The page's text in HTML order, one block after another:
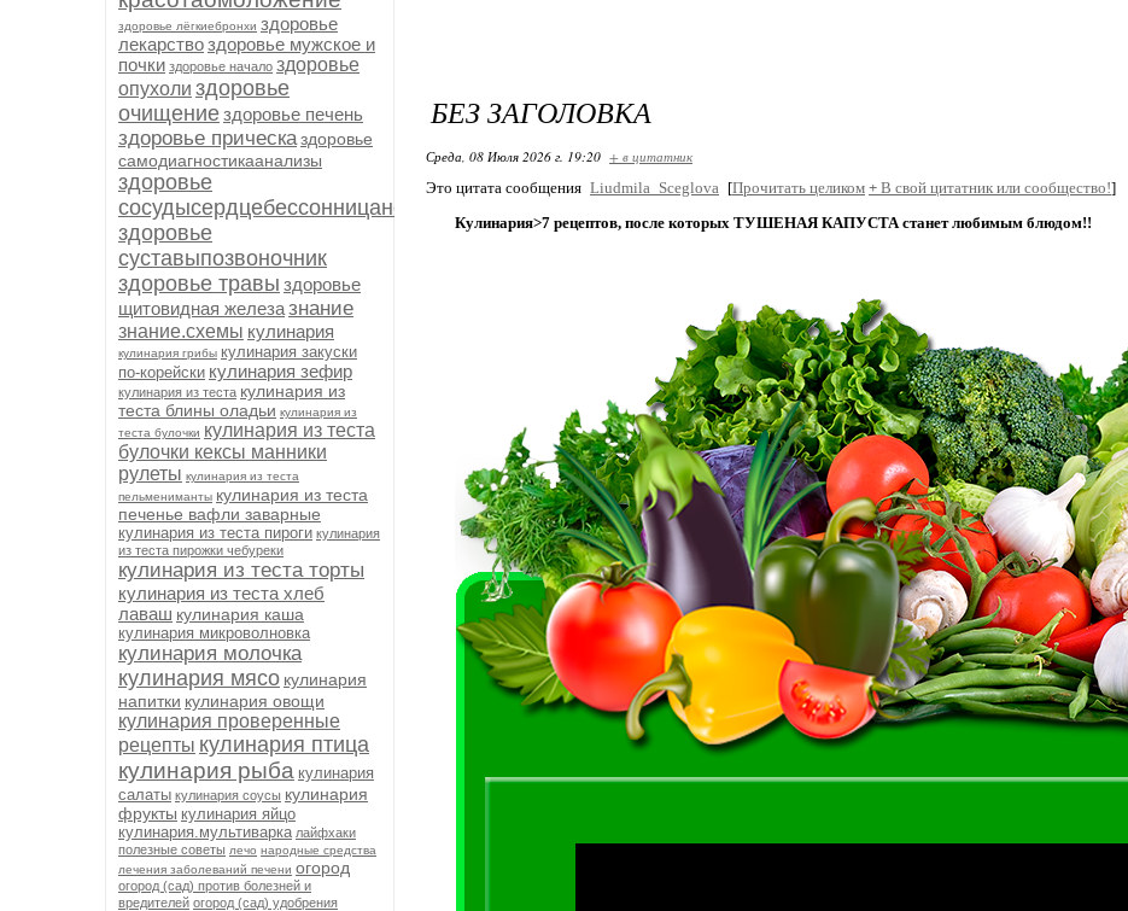
здоровье лёгкиебронхи здоровье
лекарствоздоровье мужское и
почки здоровье начало здоровье
опухоли здоровье
очищениездоровье печень
здоровье прическаздоровье
самодиагностикаанализы
здоровье
сосудысердцебессонницанервыиммунитет
здоровье
суставыпозвоночник
здоровье травы здоровье
щитовидная железазнание
знание.схемы кулинария
кулинария грибы кулинария закуски
по-корейски кулинария зефир
кулинария из теста кулинария из
теста блины оладьи кулинария из
теста булочки кулинария из теста
булочки кексы манники
рулеты кулинария из теста
пельмениманты кулинария из теста
печенье вафли заварные
кулинария из теста пироги кулинария
из теста пирожки чебуреки
кулинария из теста торты
кулинария из теста хлеб
лаваш кулинария каша
кулинария микроволновка
кулинария молочка
кулинария мясо кулинария
напитки кулинария овощи
кулинария проверенные
рецепты кулинария птица
кулинария рыба кулинария
салаты кулинария соусы кулинария
фрукты кулинария яйцо
кулинария.мультиварка лайфхаки
полезные советы лечо народные средства
лечения заболеваний печени огород
огород (сад) против болезней и
вредителей огород (сад) удобрения
БЕЗ ЗАГОЛОВКА
Среда, 08 Июля 2026 г. 19:20 + в цитатник
Это цитата сообщения Liudmila_Sceglova [Прочитать целиком + В свой цитатник или сообщество!]
Кулинария>7 рецептов, после которых ТУШЕНАЯ КАПУСТА станет любимым блюдом!!